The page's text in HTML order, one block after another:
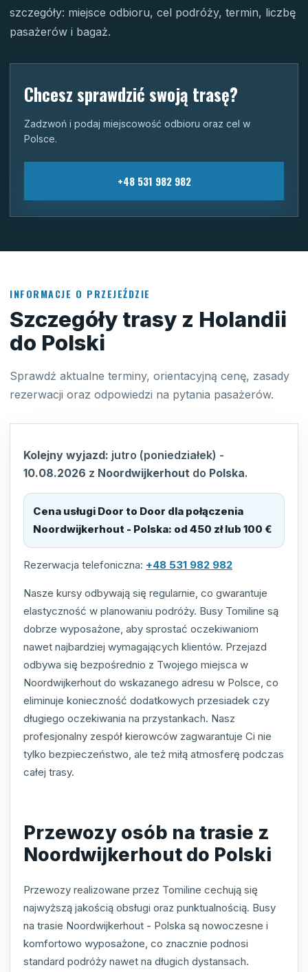
szczegóły: miejsce odbioru, cel podróży, termin, liczbę
pasażerów i bagaż.
Chcesz sprawdzić swoją trasę?
Zadzwoń i podaj miejscowość odbioru oraz cel w
Polsce.
+48 531 982 982
INFORMACJE O PRZEJEŹDZIE
Szczegóły trasy z Holandii
do Polski
Sprawdź aktualne terminy, orientacyjną cenę, zasady
rezerwacji oraz odpowiedzi na pytania pasażerów.
Kolejny wyjazd: jutro (poniedziałek) -
10.08.2026 z Noordwijkerhout do Polska.
Cena usługi Door to Door dla połączenia
Noordwijkerhout - Polska: od 450 zł lub 100 €
Rezerwacja telefoniczna: +48 531 982 982
Nasze kursy odbywają się regularnie, co gwarantuje
elastyczność w planowaniu podróży. Busy Tomiline są
dobrze wyposażone, aby sprostać oczekiwaniom
nawet najbardziej wymagających klientów. Przejazd
odbywa się bezpośrednio z Twojego miejsca w
Noordwijkerhout do wskazanego adresu w Polsce, co
eliminuje konieczność dodatkowych przesiadek czy
długiego oczekiwania na przystankach. Nasz
profesjonalny zespół kierowców zagwarantuje Ci nie
tylko bezpieczeństwo, ale też miłą atmosferę podczas
całej trasy.
Przewozy osób na trasie z
Noordwijkerhout do Polski
Przewozy realizowane przez Tomiline cechują się
najwyższą jakością obsługi oraz punktualnością. Busy
na trasie Noordwijkerhout - Polska są nowoczesne i
komfortowo wyposażone, co znacznie podnosi
standard podróży nawet na długich dystansach.